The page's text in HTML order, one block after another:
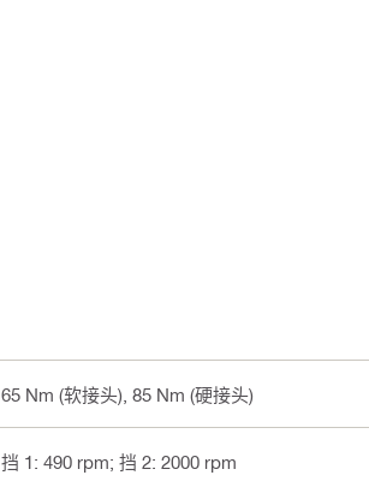
65 Nm (软接头), 85 Nm (硬接头)
挡 1: 490 rpm; 挡 2: 2000 rpm